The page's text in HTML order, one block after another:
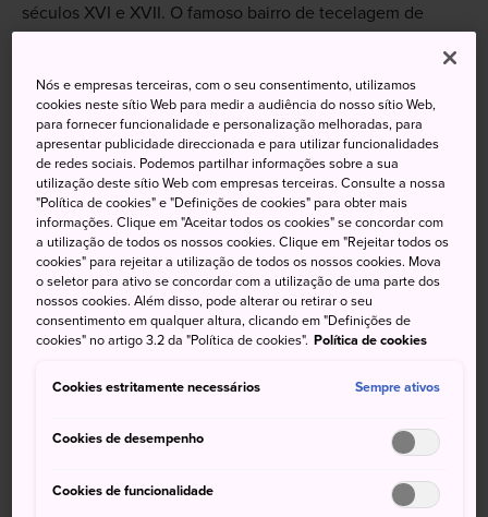
séculos XVI e XVII. O famoso bairro de tecelagem de
Nishijin ainda é um próspero centro de artesanato e um
ótimo local para mergulhar na Quioto antiga. Embora não
sejam tão conhecidos como outros locais de culto da
cidade, os templos nessa área são famosos por sua ligação
com as artes.
Não perca
Os jardins tranquilos dos templos menos
conhecidos de Murasakino
conto de Genji
As ruas comerciais Omiya e Shinmachi, não
muito longe de Daitokuji
Nós e empresas terceiras, com o seu consentimento, utilizamos
cookies neste sítio Web para medir a audiência do nosso sítio Web,
para fornecer funcionalidade e personalização melhoradas, para
apresentar publicidade direccionada e para utilizar funcionalidades
de redes sociais. Podemos partilhar informações sobre a sua
utilização deste sítio Web com empresas terceiras. Consulte a nossa
"Política de cookies" e "Definições de cookies" para obter mais
informações. Clique em "Aceitar todos os cookies" se concordar com
a utilização de todos os nossos cookies. Clique em "Rejeitar todos os
cookies" para rejeitar a utilização de todos os nossos cookies. Mova
o seletor para ativo se concordar com a utilização de uma parte dos
nossos cookies. Além disso, pode alterar ou retirar o seu
consentimento em qualquer altura, clicando em "Definições de
cookies" no artigo 3.2 da "Política de cookies". Política de cookies
Cookies estritamente necessários Sempre ativos
Cookies de desempenho
Cookies de funcionalidade